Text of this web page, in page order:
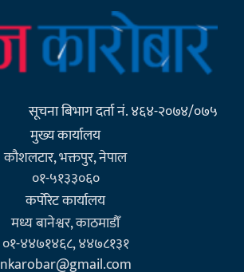
सूचना बिभाग दर्ता नं. ४६४-२०७४/०७५
मुख्य कार्यालय
कौशलटार, भक्तपुर, नेपाल
०१-५१३३०६०
कर्पाेरेट कार्यालय
मध्य बानेश्वर, काठमाडौँ
०१-४४७१४६८, ४४७८१३१
nkarobar@gmail.com